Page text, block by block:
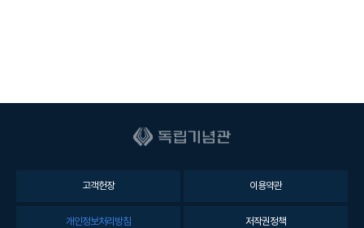
고객헌장 이용약관
개인정보처리방침 저작권정책